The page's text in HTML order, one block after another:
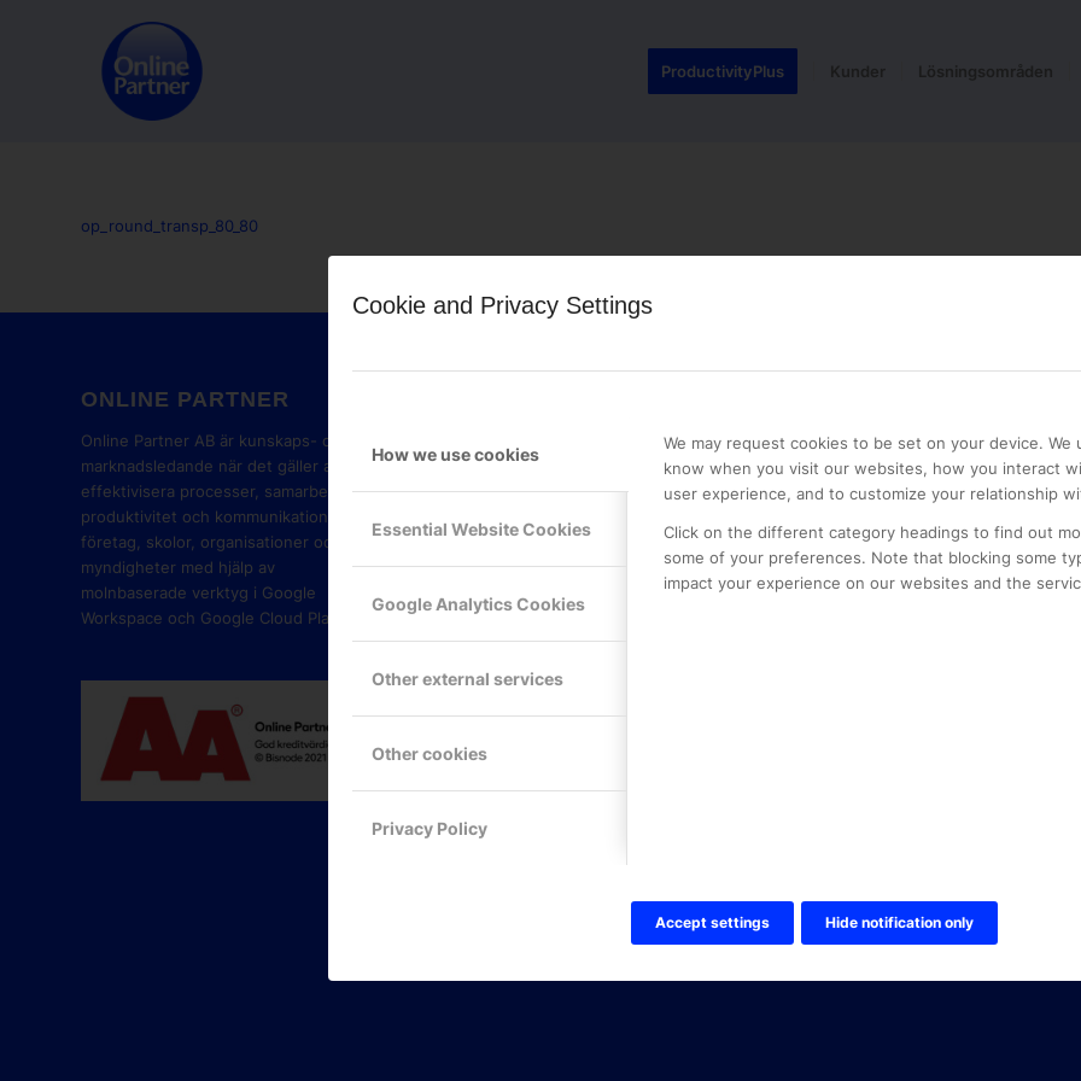
Cookie and Privacy Settings
How we use cookies
Essential Website Cookies
Google Analytics Cookies
Other external services
Other cookies
Privacy Policy
We may request cookies to be set on your device. We
know when you visit our websites, how you interact
user experience, and to customize your relationship
Click on the different category headings to find out
some of your preferences. Note that blocking some
impact your experience on our websites and the
Accept settings Hide notification only
ProductivityPlus Kunder Lösningsområden
op_round_transp_80_80
ONLINE PARTNER
Online Partner AB är kunskaps- och
marknadsledande när det gäller att
effektivisera processer, samarbete,
produktivitet och kommunikation i
företag, skolor, organisationer och
myndigheter med hjälp av
molnbaserade verktyg i Google
Workspace och Google Cloud Platform.
ONLINE PARTNER AB
Mejerivägen 3
117 61 Stockholm
Tel: 08-42 00 04 00
Hitta hit